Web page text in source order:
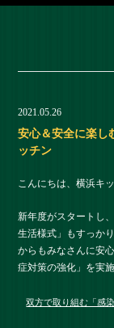
2021.05.26
安心＆安全に楽し
ッチン
こんにちは、横浜キ
新年度がスタートし
生活様式」もすっか
からもみなさんに安
症対策の強化」を実
双方で取り組む「感染